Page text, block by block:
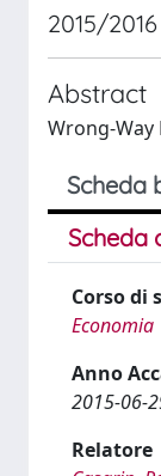
2015/2016
Abstract
Wrong-Way
Scheda
Scheda
Corso di
Economia
Anno
2015-06-
Relatore